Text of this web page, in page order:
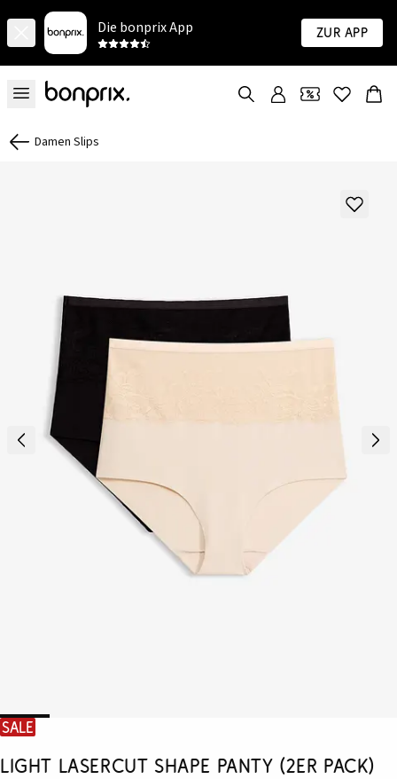
Die bonprix App Zur App
Damen Slips
SALE
Light Lasercut Shape Panty (2er Pack)